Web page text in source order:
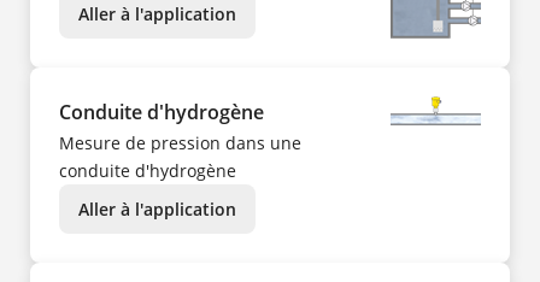
Aller à l'application
Conduite d'hydrogène
Mesure de pression dans une
conduite d'hydrogène
Aller à l'application